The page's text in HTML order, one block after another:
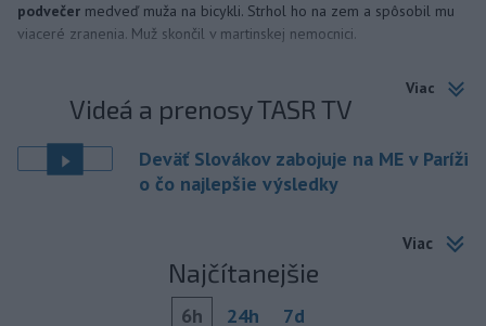
podvečer medveď muža na bicykli. Strhol ho na zem a spôsobil mu
viaceré zranenia. Muž skončil v martinskej nemocnici.
Viac
Videá a prenosy TASR TV
Deväť Slovákov zabojuje na ME v Paríži
o čo najlepšie výsledky
Viac
Najčítanejšie
6h 24h 7d